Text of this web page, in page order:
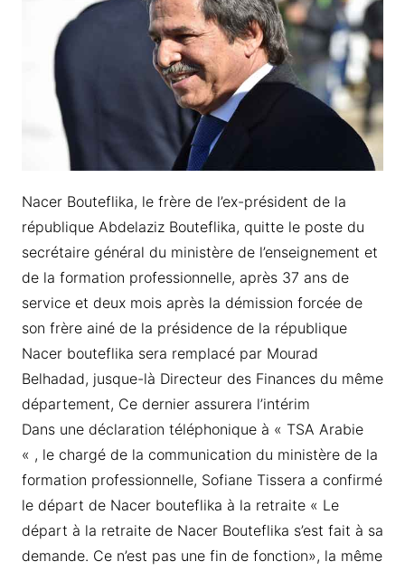
Nacer Bouteflika, le frère de l’ex-président de la
république Abdelaziz Bouteflika, quitte le poste du
secrétaire général du ministère de l’enseignement et
de la formation professionnelle, après 37 ans de
service et deux mois après la démission forcée de
son frère ainé de la présidence de la république
Nacer bouteflika sera remplacé par Mourad
Belhadad, jusque-là Directeur des Finances du même
département, Ce dernier assurera l’intérim
Dans une déclaration téléphonique à « TSA Arabie
« , le chargé de la communication du ministère de la
formation professionnelle, Sofiane Tissera a confirmé
le départ de Nacer bouteflika à la retraite « Le
départ à la retraite de Nacer Bouteflika s’est fait à sa
demande. Ce n’est pas une fin de fonction», la même